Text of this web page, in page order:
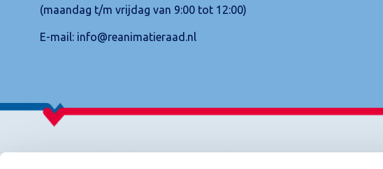
(maandag t/m vrijdag van 9:00 tot 12:00)
E-mail: info@reanimatieraad.nl